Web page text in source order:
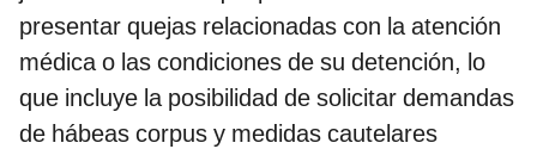
presentar quejas relacionadas con la atención
médica o las condiciones de su detención, lo
que incluye la posibilidad de solicitar demandas
de hábeas corpus y medidas cautelares